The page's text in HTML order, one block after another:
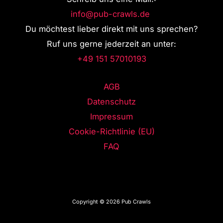
info@pub-crawls.de
Du möchtest lieber direkt mit uns sprechen?
Ruf uns gerne jederzeit an unter:
+49 151 57010193
AGB
Datenschutz
Impressum
Cookie-Richtlinie (EU)
FAQ
Copyright © 2026 Pub Crawls